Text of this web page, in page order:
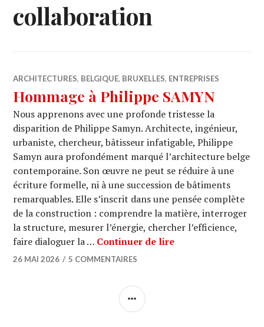
collaboration
ARCHITECTURES, BELGIQUE, BRUXELLES, ENTREPRISES
Hommage à Philippe SAMYN
Nous apprenons avec une profonde tristesse la
disparition de Philippe Samyn. Architecte, ingénieur,
urbaniste, chercheur, bâtisseur infatigable, Philippe
Samyn aura profondément marqué l’architecture belge
contemporaine. Son œuvre ne peut se réduire à une
écriture formelle, ni à une succession de bâtiments
remarquables. Elle s’inscrit dans une pensée complète
de la construction : comprendre la matière, interroger
la structure, mesurer l’énergie, chercher l’efficience,
faire dialoguer la … Continuer de lireHommage à
26 MAI 2026 5 COMMENTAIRES
COLONNE